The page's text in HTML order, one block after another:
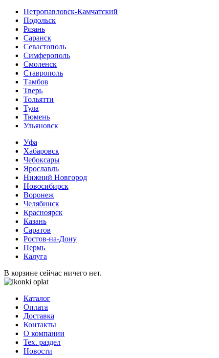
Петропавловск-Камчатский
Подольск
Рязань
Саранск
Севастополь
Симферополь
Смоленск
Ставрополь
Тамбов
Тверь
Тольятти
Тула
Тюмень
Ульяновск
Уфа
Хабаровск
Чебоксары
Ярославль
Нижний Новгород
Новосибирск
Воронеж
Челябинск
Красноярск
Казань
Саратов
Ростов-на-Дону
Пермь
Калуга
В корзине сейчас ничего нет.
Каталог
Оплата
Доставка
Контакты
О компании
Тех. раздел
Новости